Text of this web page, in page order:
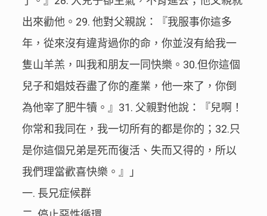
出來勸他。29. 他對父親說：『我服事你這多
年，從來沒有違背過你的命，你並沒有給我一
隻山羊羔，叫我和朋友一同快樂。30.但你這個
兒子和娼妓吞盡了你的產業，他一來了，你倒
為他宰了肥牛犢。』31. 父親對他說：『兒啊！
你常和我同在，我一切所有的都是你的；32.只
是你這個兄弟是死而復活、失而又得的，所以
我們理當歡喜快樂。』」
一. 長兄症候群